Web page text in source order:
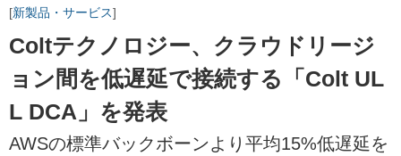
新製品・サービス
Coltテクノロジー、クラウドリージ
ョン間を低遅延で接続する「Colt UL
L DCA」を発表
AWSの標準バックボーンより平均15%低遅延を